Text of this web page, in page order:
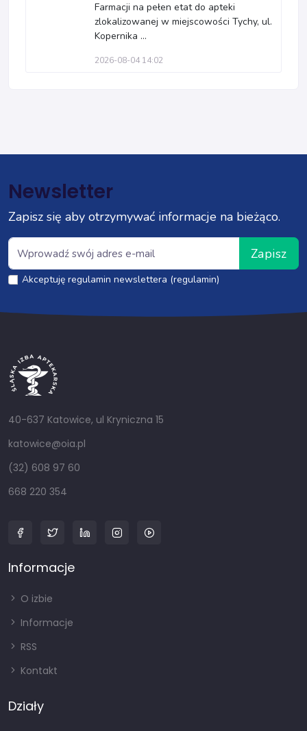
Farmacji na pełen etat do apteki
zlokalizowanej w miejscowości Tychy, ul.
Kopernika ...
2026-08-04 14:02
Newsletter
Zapisz się aby otrzymywać informacje na bieżąco.
Zapisz
Akceptuję regulamin newslettera (regulamin)
40-637 Katowice, ul Kryniczna 15
katowice@oia.pl
(32) 608 97 60
668 220 354
Informacje
O izbie
Informacje
RSS
Kontakt
Działy